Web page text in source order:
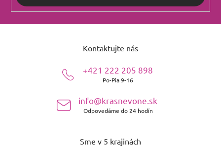
Kontaktujte nás
+421 222 205 898
Po-Pia 9-16
info@krasnevone.sk
Odpovedáme do 24 hodín
Sme v 5 krajinách